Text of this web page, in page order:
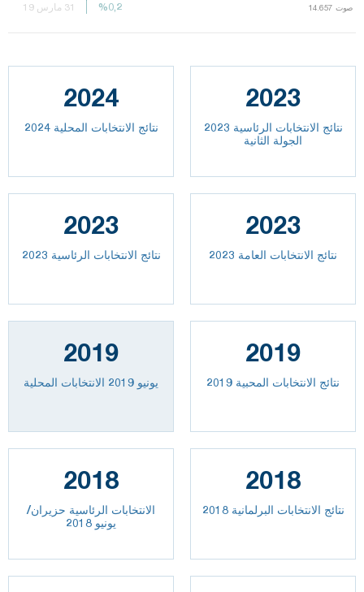
31 مارس 19 %0,2 14.657 صوت %0,2 14.657 صوت
2024
نتائج الانتخابات المحلية 2024
2023
نتائج الانتخابات الرئاسية 2023
الجولة الثانية
2023
نتائج الانتخابات الرئاسية 2023
2023
2023 نتائج الانتخابات العامة
2019
يونيو 2019 الانتخابات المحلية
2019
نتائج الانتخابات المحبية 2019
2018
الانتخابات الرئاسية حزيران/
يونيو 2018
2018
نتائج الانتخابات البرلمانية 2018